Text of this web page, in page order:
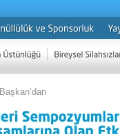
Başkan’dan